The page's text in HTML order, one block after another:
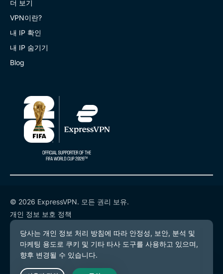
더 보기
VPN이란?
내 IP 확인
내 IP 숨기기
Blog
© 2026 ExpressVPN. 모든 권리 보유.
개인 정보 보호 정책
서비스 약관
쿠키 기본 설정